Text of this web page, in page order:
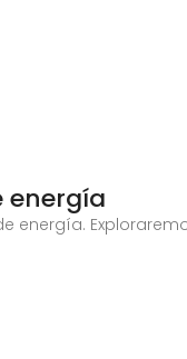
energía